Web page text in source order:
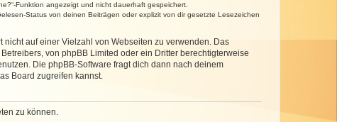
Funktion angezeigt und nicht dauerhaft gespeichert.
Status von deinen Beiträgen oder explizit von dir gesetzte Lesezeichen
auf einer Vielzahl von Webseiten zu verwenden. Das
von phpBB Limited oder ein Dritter berechtigterweise
Die phpBB-Software fragt dich dann nach deinem
Board zugreifen kannst.
zu können.